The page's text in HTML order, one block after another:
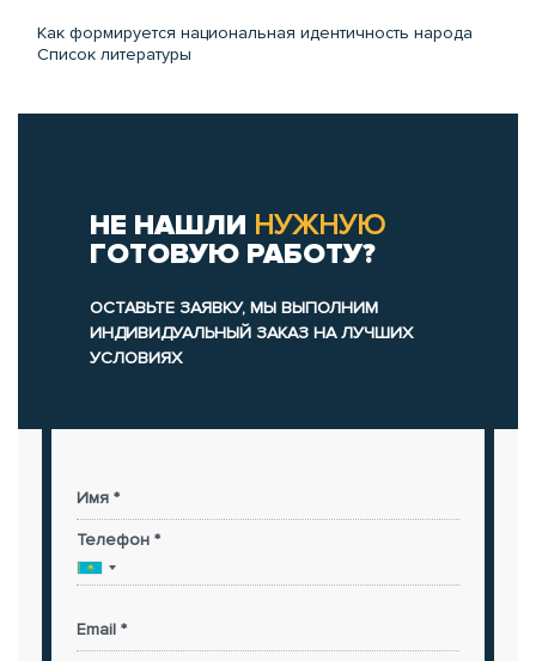
Как формируется национальная идентичность народа
Список литературы
НЕ НАШЛИ НУЖНУЮ
ГОТОВУЮ РАБОТУ?
ОСТАВЬТЕ ЗАЯВКУ, МЫ ВЫПОЛНИМ
ИНДИВИДУАЛЬНЫЙ ЗАКАЗ НА ЛУЧШИХ
УСЛОВИЯХ
Имя *
Телефон *
Email *